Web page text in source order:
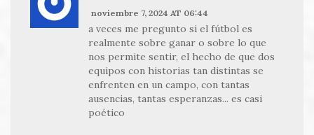
noviembre 7, 2024 AT 06:44
a veces me pregunto si el fútbol es
realmente sobre ganar o sobre lo que
nos permite sentir, el hecho de que dos
equipos con historias tan distintas se
enfrenten en un campo, con tantas
ausencias, tantas esperanzas... es casi
poético